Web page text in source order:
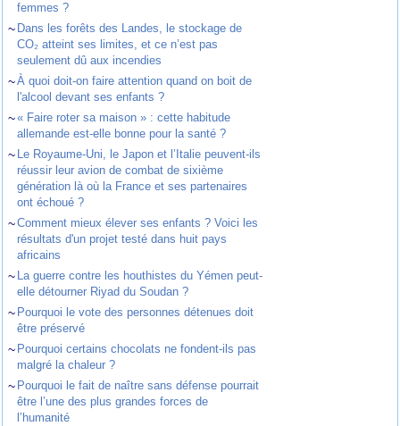
femmes ?
~ Dans les forêts des Landes, le stockage de
CO₂ atteint ses limites, et ce n’est pas
seulement dû aux incendies
~À quoi doit-on faire attention quand on boit de
l'alcool devant ses enfants ?
~« Faire roter sa maison » : cette habitude
allemande est-elle bonne pour la santé ?
~ Le Royaume-Uni, le Japon et l’Italie peuvent-ils
réussir leur avion de combat de sixième
génération là où la France et ses partenaires
ont échoué ?
~Comment mieux élever ses enfants ? Voici les
résultats d'un projet testé dans huit pays
africains
~ La guerre contre les houthistes du Yémen peut-
elle détourner Riyad du Soudan ?
~ Pourquoi le vote des personnes détenues doit
être préservé
~ Pourquoi certains chocolats ne fondent-ils pas
malgré la chaleur ?
~ Pourquoi le fait de naître sans défense pourrait
être l’une des plus grandes forces de
l’humanité